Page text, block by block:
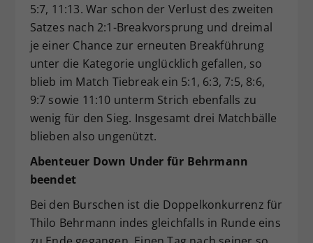
5:7, 11:13. War schon der Verlust des zweiten
Satzes nach 2:1-Breakvorsprung und dreimal
je einer Chance zur erneuten Breakführung
unter die Kategorie unglücklich gefallen, so
blieb im Match Tiebreak ein 5:1, 6:3, 7:5, 8:6,
9:7 sowie 11:10 unterm Strich ebenfalls zu
wenig für den Sieg. Insgesamt drei Matchbälle
blieben also ungenützt.
Abenteuer Down Under für Behrmann
beendet
Bei den Burschen ist die Doppelkonkurrenz für
Thilo Behrmann indes gleichfalls in Runde eins